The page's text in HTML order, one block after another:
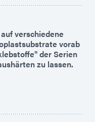
verschiedene
vorab
der Serien
zu lassen.